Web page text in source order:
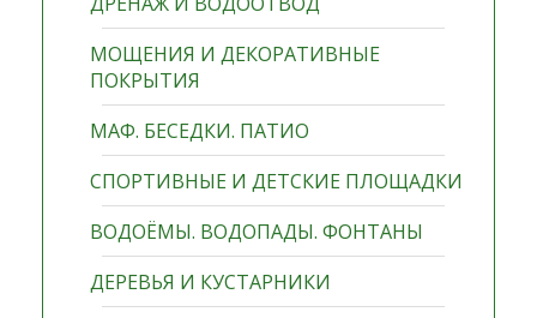
МОЩЕНИЯ И ДЕКОРАТИВНЫЕ
ПОКРЫТИЯ
МАФ. БЕСЕДКИ. ПАТИО
СПОРТИВНЫЕ И ДЕТСКИЕ ПЛОЩАДКИ
ВОДОЁМЫ. ВОДОПАДЫ. ФОНТАНЫ
ДЕРЕВЬЯ И КУСТАРНИКИ